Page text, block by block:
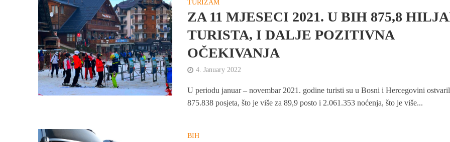
TURIZAM
ZA 11 MJESECI 2021. U BIH 875,8
TURISTA, I DALJE POZITIVNA
OČEKIVANJA
4. January 2022
U periodu januar – novembar 2021. godine turisti su u Bosni i Hercegovini
875.838 posjeta, što je više za 89,9 posto i 2.061.353 noćenja, što je više...
BIH